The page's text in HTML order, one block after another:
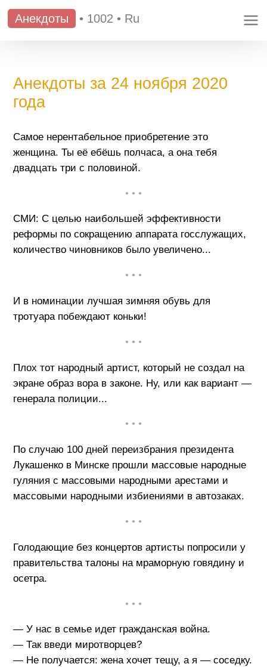
Анекдоты • 1002 • Ru
Анекдоты за 24 ноября 2020
года
Самое нерентабельное приобретение это
женщина. Ты её ебёшь полчаса, а она тебя
двадцать три с половиной.
• • •
СМИ: С целью наибольшей эффективности
реформы по сокращению аппарата госслужащих,
количество чиновников было увеличено...
• • •
И в номинации лучшая зимняя обувь для
тротуара побеждают коньки!
• • •
Плох тот народный артист, который не создал на
экране образ вора в законе. Ну, или как вариант —
генерала полиции...
• • •
По случаю 100 дней переизбрания президента
Лукашенко в Минске прошли массовые народные
гуляния с массовыми народными арестами и
массовыми народными избиениями в автозаках.
• • •
Голодающие без концертов артисты попросили у
правительства талоны на мраморную говядину и
осетра.
• • •
— У нас в семье идет гражданская война.
— Так введи миротворцев?
— Не получается: жена хочет тещу, а я — соседку.